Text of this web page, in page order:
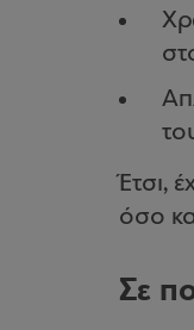
Έτσι,
όσο
Σε